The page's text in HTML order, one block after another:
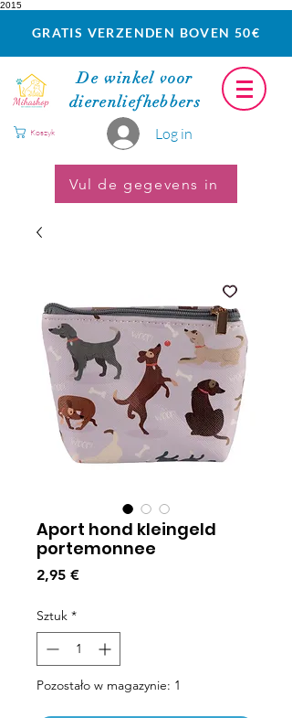
2015
GRATIS VERZENDEN BOVEN 50€
De winkel voor
dierenliefhebbers
Log in
Koszyk
Vul de gegevens in
Aport hond kleingeld
portemonnee
2,95 €Cena
Sztuk *
Pozostało w magazynie: 1